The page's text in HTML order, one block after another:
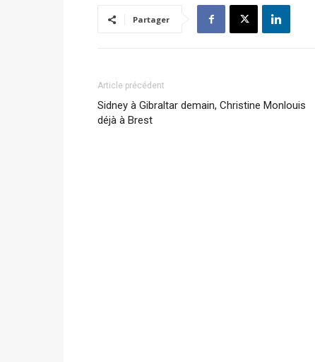
Partager
Article précédent
Sidney à Gibraltar demain, Christine Monlouis
déjà à Brest